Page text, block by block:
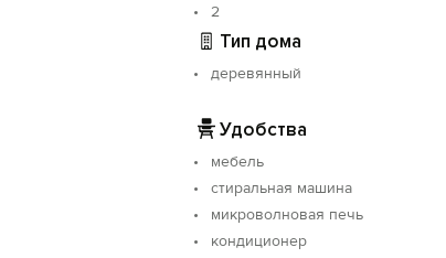
2
Тип дома
деревянный
Удобства
мебель
стиральная машина
микроволновая печь
кондиционер